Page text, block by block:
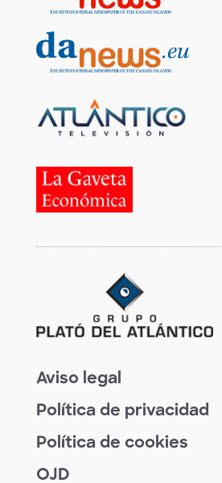
Aviso legal
Política de privacidad
Política de cookies
OJD